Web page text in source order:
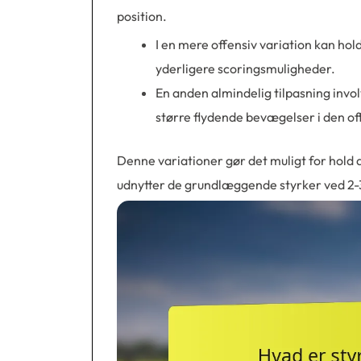
position.
I en mere offensiv variation kan
yderligere scoringsmuligheder.
En anden almindelig tilpasning
større flydende bevægelser i den
Denne variationer gør det muligt for hold
udnytter de grundlæggende styrker ved